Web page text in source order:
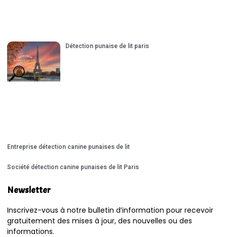
Détection punaise de lit paris
Entreprise détection canine punaises de lit
Société détection canine punaises de lit Paris
Newsletter
Inscrivez-vous à notre bulletin d’information pour recevoir
gratuitement des mises à jour, des nouvelles ou des
informations.